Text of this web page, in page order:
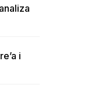
i